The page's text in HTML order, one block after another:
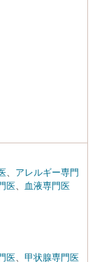
、 アレルギー専門
医、 血液専門医
医、 甲状腺専門医